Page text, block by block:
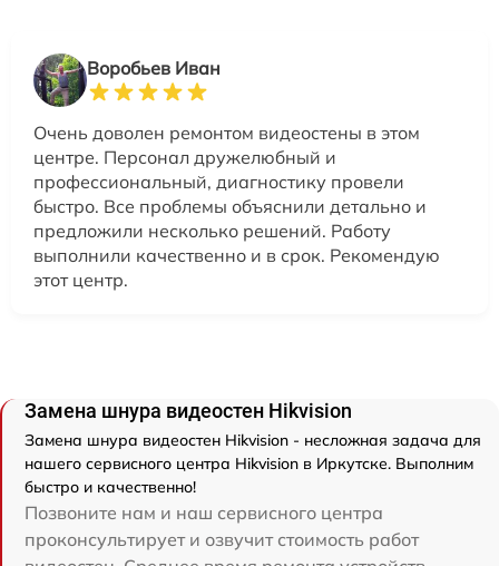
Воробьев Иван
Очень доволен ремонтом видеостены в этом
центре. Персонал дружелюбный и
профессиональный, диагностику провели
быстро. Все проблемы объяснили детально и
предложили несколько решений. Работу
выполнили качественно и в срок. Рекомендую
этот центр.
Замена шнура видеостен Hikvision
Замена шнура видеостен Hikvision - несложная задача для
нашего сервисного центра Hikvision в Иркутске. Выполним
быстро и качественно!
Позвоните нам и наш сервисного центра
проконсультирует и озвучит стоимость работ